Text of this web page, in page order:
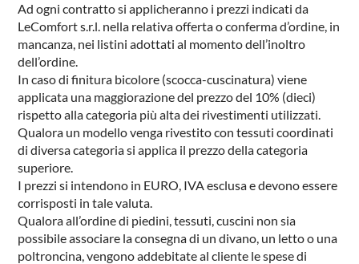
Ad ogni contratto si applicheranno i prezzi indicati da
LeComfort s.r.l. nella relativa offerta o conferma d’ordine, in
mancanza, nei listini adottati al momento dell’inoltro
dell’ordine.
In caso di finitura bicolore (scocca-cuscinatura) viene
applicata una maggiorazione del prezzo del 10% (dieci)
rispetto alla categoria più alta dei rivestimenti utilizzati.
Qualora un modello venga rivestito con tessuti coordinati
di diversa categoria si applica il prezzo della categoria
superiore.
I prezzi si intendono in EURO, IVA esclusa e devono essere
corrisposti in tale valuta.
Qualora all’ordine di piedini, tessuti, cuscini non sia
possibile associare la consegna di un divano, un letto o una
poltroncina, vengono addebitate al cliente le spese di